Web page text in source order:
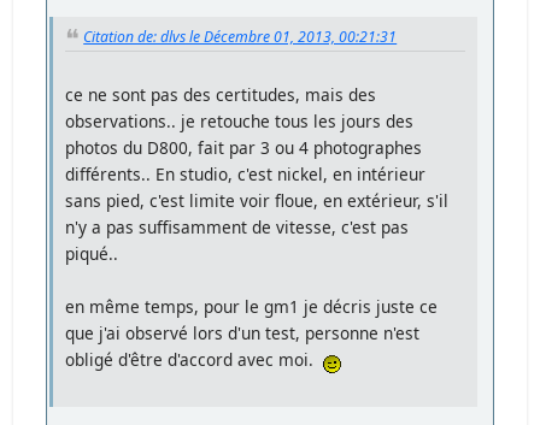
Citation de: dlvs le Décembre 01, 2013, 00:21:31
ce ne sont pas des certitudes, mais des
observations.. je retouche tous les jours des
photos du D800, fait par 3 ou 4 photographes
différents.. En studio, c'est nickel, en intérieur
sans pied, c'est limite voir floue, en extérieur, s'il
n'y a pas suffisamment de vitesse, c'est pas
piqué..
en même temps, pour le gm1 je décris juste ce
que j'ai observé lors d'un test, personne n'est
obligé d'être d'accord avec moi.